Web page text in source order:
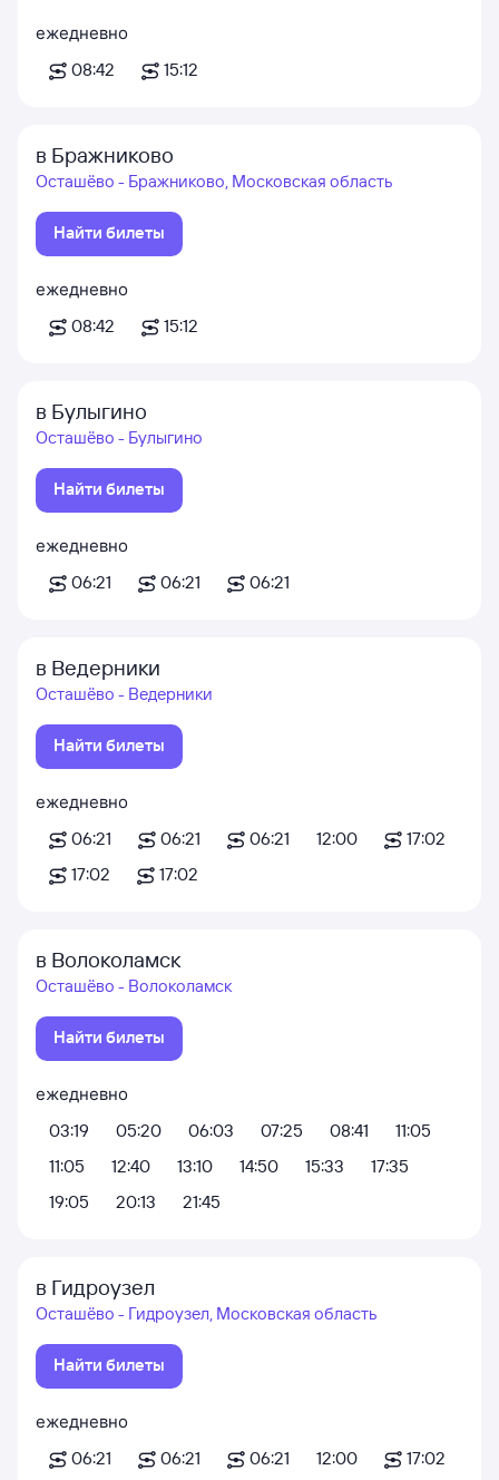
ежедневно
08:42
15:12
в Бражниково
Осташёво - Бражниково, Московская область
Найти билеты
ежедневно
08:42
15:12
в Булыгино
Осташёво - Булыгино
Найти билеты
ежедневно
06:21
06:21 06:21
в Ведерники
Осташёво - Ведерники
Найти билеты
ежедневно
06:21
06:21 06:21 12:00
17:02
17:02
17:02
в Волоколамск
Осташёво - Волоколамск
Найти билеты
ежедневно
03:19
05:20 06:03 07:25 08:41
11:05
11:05
12:40 13:10 14:50 15:33
17:35
19:05
20:13 21:45
в Гидроузел
Осташёво - Гидроузел, Московская область
Найти билеты
ежедневно
06:21
06:21 06:21 12:00
17:02